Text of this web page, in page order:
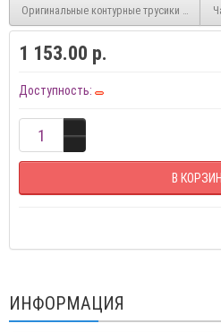
Оригинальные контурные трусики с
1 153.00 р.
Доступность:
В
ИНФОРМАЦИЯ